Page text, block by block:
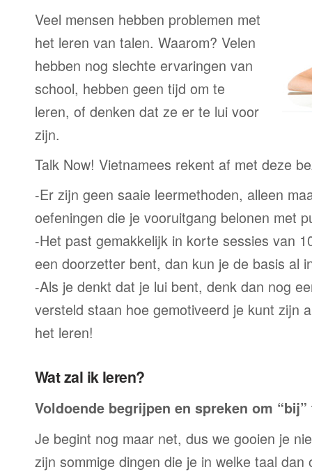
Veel mensen hebben problemen met
het leren van talen. Waarom? Velen
hebben nog slechte ervaringen van
school, hebben geen tijd om te
leren, of denken dat ze er te lui voor
zijn.
Talk Now! Vietnamees rekent af met deze
-Er zijn geen saaie leermethoden, alleen
oefeningen die je vooruitgang belonen met
-Het past gemakkelijk in korte sessies van
een doorzetter bent, dan kun je de basis al
-Als je denkt dat je lui bent, denk dan nog
versteld staan hoe gemotiveerd je kunt zijn
het leren!
Wat zal ik leren?
Voldoende begrijpen en spreken om
Je begint nog maar net, dus we gooien je
zijn sommige dingen die je in welke taal dan